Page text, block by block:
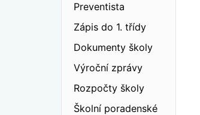
Preventista
Zápis do 1. třídy
Dokumenty školy
Výroční zprávy
Rozpočty školy
Školní poradenské